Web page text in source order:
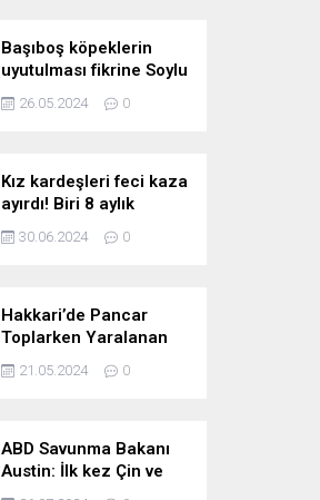
Başıboş köpeklerin
uyutulması fikrine Soylu
da karşı çıktı: Gönlüm
razı değil
26.05.2024 0
Kız kardeşleri feci kaza
ayırdı! Biri 8 aylık
hamile iki kız kardeş
hayatını kaybetti
30.06.2024 0
Hakkari’de Pancar
Toplarken Yaralanan
Kadın İçin Kurtarma
Çalışmaları
21.05.2024 0
ABD Savunma Bakanı
Austin: İlk kez Çin ve
Rusya uçaklarının